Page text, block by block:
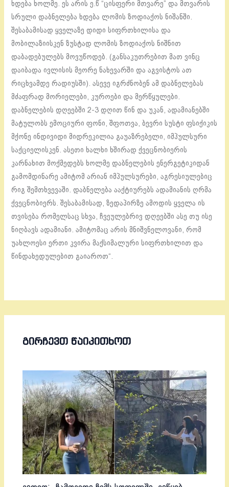
ხდება ხოლმე. ეს არის ე.წ “ცისფერი მთვარე” და მთვარის
სრული დაბნელება ხდება ლომის ზოდიაქოს ნიშანში.
შესაბამისად ყველაზე დიდი სიფრთხილისა და
მობილაზიისკენ ზუსტად ლომის ზოდიაქოს ნიშნით
დაბადებულებს მოვუწოდებ. (განსაკუთრებით მათ ვინც
დაიბადა ივლისის მეორე ნახევარში და აგვისტოს ათ
რიცხვამდე რადიუსში). ასევე იგრძნობენ ამ დაბნელებას
მძაფრად მორიელები, კუროები და მერწყულები.
დაბნელების დღეებში 2-3 დღით წინ და უკან, ადამიანებში
მატულობს ემოციური ფონი, შფოთვა, ბევრი სუსტი ფსიქიკის
მქონე ინდივიდი მიდრეკილია გაუაზრებელი, იმპულსური
საქციელისკენ. ასეთი ხალხი ხშირად ქვეცნობიერის
კარნახით მოქმედებს ხოლმე დაბნელების ენერგეტიკიდან
გამომდინარე ამიტომ არიან იმპულსურები, აგრესიულებიც
რიგ შემთხვევაში. დაბნელება ააქტიურებს ადამიანის ღრმა
ქვეცნობიერს. შესაბამისად, ზედაპირზე ამოდის ყველა ის
თვისება რომელსაც სხვა, ჩვეულებრივ დღეებში ასე თუ ისე
ნიღბავს ადამიანი. ამიტომაც არის მნიშვნელოვანი, რომ
უახლოესი ერთი კვირა მაქსიმალური სიფრთხილით და
წინდახედულებით გაიაროთ“.
ᲒᲘᲠᲩᲔᲕᲗ ᲬᲐᲘᲙᲘᲗᲮᲝᲗ